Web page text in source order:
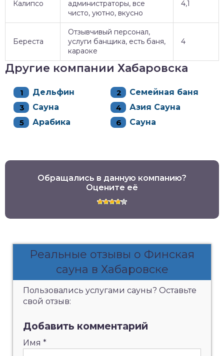
Калипсо
администраторы, все
чисто, уютно, вкусно
4,1
Береста
Отзывчивый персонал,
услуги банщика, есть баня,
караоке
4
Другие компании Хабаровска
Дельфин
Семейная баня
Сауна
Азия Сауна
Арабика
Сауна
Обращались в данную компанию?
Оцените её
Реальные отзывы о Финская
сауна в Хабаровске
Пользовались услугами сауны? Оставьте
свой отзыв:
Добавить комментарий
Имя *